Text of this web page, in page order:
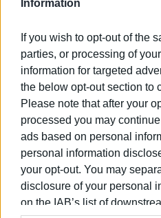
Information
If you wish to opt-out of the
parties, or processing of
information for targeted
the below opt-out section to
Please note that after your
processed you may
ads based on personal
personal information
your opt-out. You may
disclosure of your personal
on the IAB’s list of
Αναγέννηση
Άρης Φιλιατών
Aμβρακικός
Αιγινιακός
ΑΕ
Ολυμπιακός